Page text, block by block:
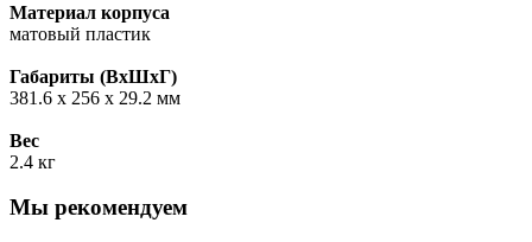
Материал корпуса
матовый пластик
Габариты (ВхШхГ)
381.6 x 256 x 29.2 мм
Вес
2.4 кг
Мы рекомендуем